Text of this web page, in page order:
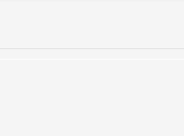
gāng dà